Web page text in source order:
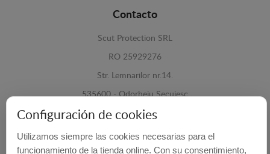
Contacto
Scut Protection SRL
RO 25929276
Str. Lemnarilor nr.14.
535600 - Odorheiu Secuiesc
Harghita, Romania
E-mail: info@cubrecarter.com
Configuración de cookies
Utilizamos siempre las cookies necesarias para el
funcionamiento de la tienda online. Con su consentimiento,